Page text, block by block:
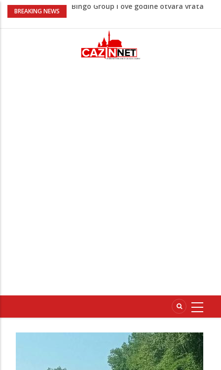
BREAKING NEWS
Bingo Group i ove godine otvara vrata
nakon kultnog zamaha nogom: "Nisi bio
na njenom koncertu ako nije pala"
Na Ahiret preselio BEKTAŠEVIĆ (HUSEIN)